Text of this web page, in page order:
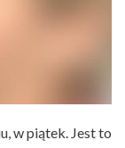
w piątek. Jest to